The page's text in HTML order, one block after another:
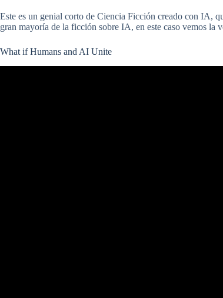
Este es un genial corto de Ciencia Ficción creado con IA,
gran mayoría de la ficción sobre IA, en este caso vemos la
What if Humans and AI Unite